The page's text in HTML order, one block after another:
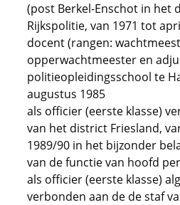
(post Berkel-Enschot in het
Rijkspolitie, van 1971 tot
docent (rangen:
opperwachtmeester en
politieopleidingsschool te
augustus 1985
als officier (eerste klasse)
van het district Friesland,
1989/90 in het bijzonder
van de functie van hoofd
als officier (eerste klasse)
verbonden aan de de staf